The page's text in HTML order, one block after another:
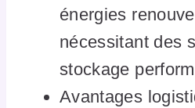
énergies
nécessitant des
stockage
Avantages